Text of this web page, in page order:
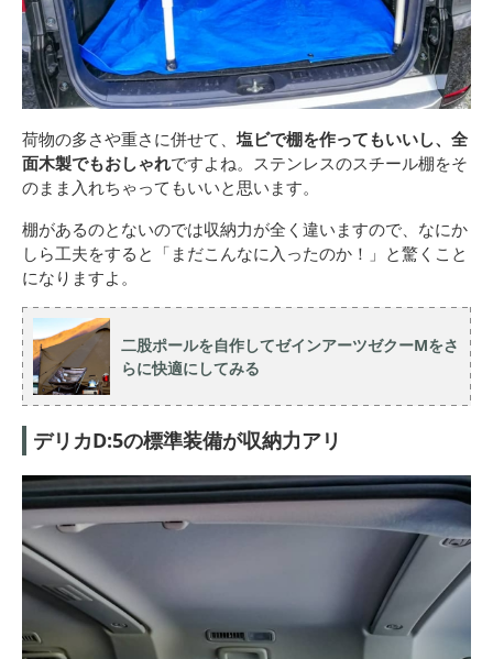
荷物の多さや重さに併せて、 塩ビで棚を作ってもいいし、全
面木製でもおしゃれですよね。ステンレスのスチール棚をそ
のまま入れちゃってもいいと思います。
棚があるのとないのでは収納力が全く違いますので、なにか
しら工夫をすると「まだこんなに入ったのか！」と驚くこと
になりますよ。
二股ポールを自作してゼインアーツゼクーMをさ
らに快適にしてみる
デリカD:5の標準装備が収納力アリ